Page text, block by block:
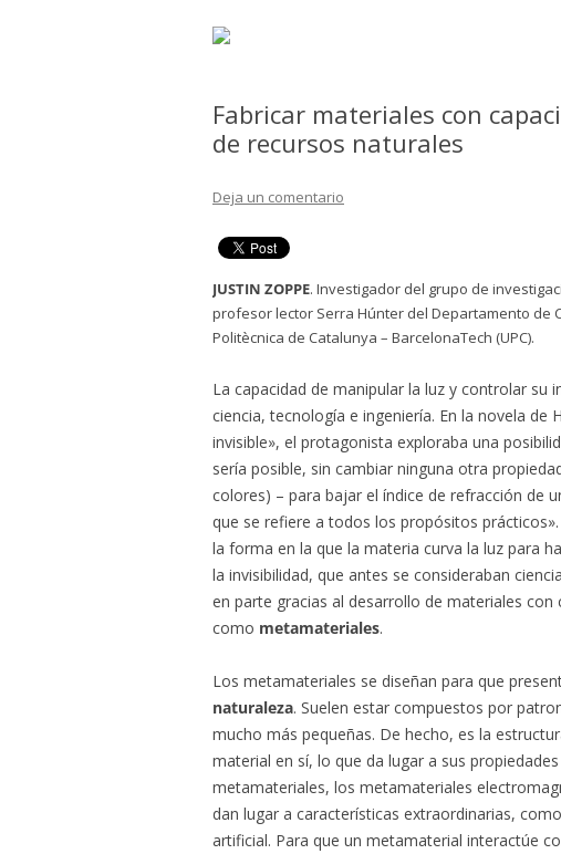
Fabricar materiales con
de recursos naturales
Deja un comentario
JUSTIN ZOPPE. Investigador del grupo de
profesor lector Serra Húnter del Departamento de
Politècnica de Catalunya – BarcelonaTech (UPC).
La capacidad de manipular la luz y controlar
ciencia, tecnología e ingeniería. En la novela de
invisible», el protagonista exploraba una
sería posible, sin cambiar ninguna otra
colores) – para bajar el índice de refracción de
que se refiere a todos los propósitos
la forma en la que la materia curva la luz para
la invisibilidad, que antes se consideraban
en parte gracias al desarrollo de materiales
como metamateriales.
Los metamateriales se diseñan para que
naturaleza. Suelen estar compuestos por
mucho más pequeñas. De hecho, es la
material en sí, lo que da lugar a sus
metamateriales, los metamateriales
dan lugar a características extraordinarias,
artificial. Para que un metamaterial interactúe